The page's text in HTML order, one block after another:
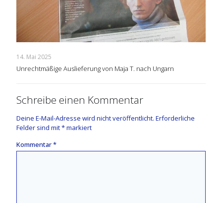
14. Mai 2025
Unrechtmäßige Auslieferung von Maja T. nach Ungarn
Schreibe einen Kommentar
Deine E-Mail-Adresse wird nicht veröffentlicht. Erforderliche
Felder sind mit*markiert
Kommentar*